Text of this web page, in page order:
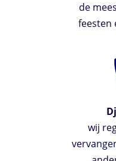
de
feesten
wij